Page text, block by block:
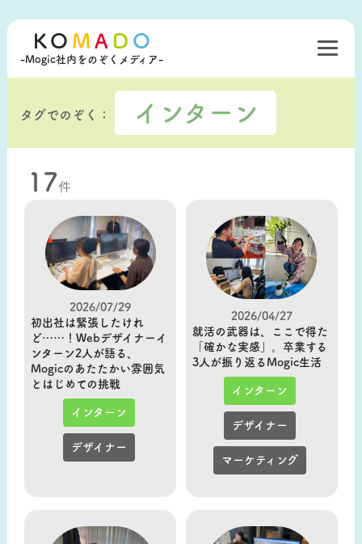
KO M A D O
-Mogic社内をのぞくメディア-
タグでのぞく： インターン
17件
2026/07/29
初出社は緊張したけれ
ど……！Webデザイナーイ
ンターン2人が語る、
Mogicのあたたかい雰囲気
とはじめての挑戦
インターン
デザイナー
2026/04/27
就活の武器は、ここで得た
「確かな実感」。卒業する
3人が振り返るMogic生活
インターン
デザイナー
マーケティング